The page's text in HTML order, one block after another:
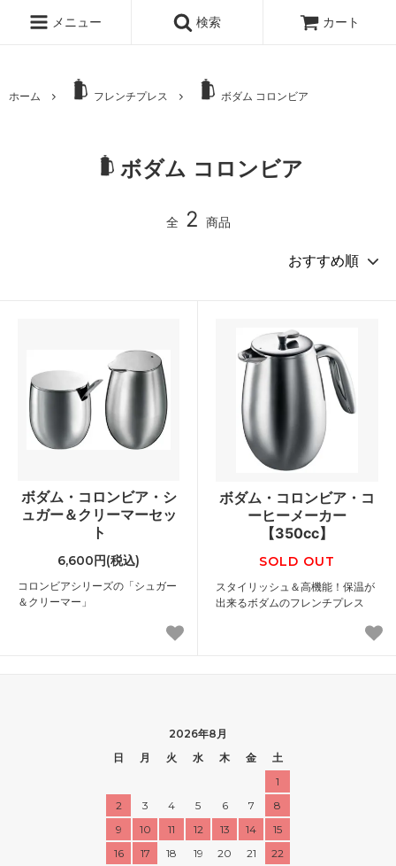
メニュー 検索 カート
ホーム フレンチプレス ボダム コロンビア
ボダム コロンビア
全 2 商品
ボダム・コロンビア・シ
ュガー＆クリーマーセッ
ト
6,600円(税込)
コロンビアシリーズの「シュガー
＆クリーマー」
ボダム・コロンビア・コ
ーヒーメーカー
【350cc】
SOLD OUT
スタイリッシュ＆高機能！保温が
出来るボダムのフレンチプレス
2026年8月
日
月 火 水 木 金
土
1
2
3 4 5 6 7
8
9
10 11 12 13 14
15
16
17 18 19 20 21
22